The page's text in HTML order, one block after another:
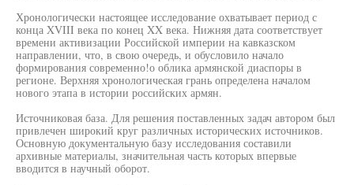
Хронологически настоящее исследование охватывает период с
конца XVIII века по конец XX века. Нижняя дата соответствует
времени активизации Российской империи на кавказском
направлении, что, в свою очередь, и обусловило начало
формирования современно!о облика армянской диаспоры в
регионе. Верхняя хронологическая грань определена началом
нового этапа в истории российских армян.
Источниковая база. Для решения поставленных задач автором был
привлечен широкий круг различных исторических источников.
Основную документальную базу исследования составили
архивные материалы, значительная часть которых впервые
вводится в научный оборот.